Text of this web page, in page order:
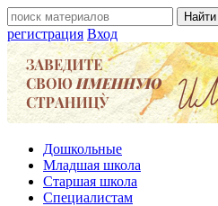
регистрация Вход
Дошкольные
Младшая школа
Старшая школа
Специалистам